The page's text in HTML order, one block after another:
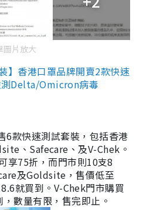
圖片放大
】香港口罩品牌開賣2款快速
Delta/Omicron病毒
6款快速測試套裝，包括香港
、Safecare、及V-Chek。
享75折，而門市則10支8
及Goldsite，售價低至
就買到。V-Chek門市購買
數量有限，售完即止。